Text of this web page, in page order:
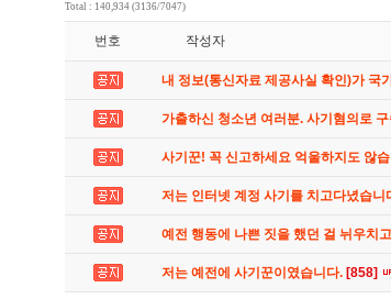
Total : 140,934 (3136/7047)
번호 작성자
내 정보(통신자료 제공사실 확인)가 국
가출하신 청소년 여러분. 사기혐의로
사기꾼! 꼭 신고하세요 억울하지도 않
저는 인터넷 계정 사기를 치고다녔습
예전 행동에 나쁜 짓을 했던 걸 뉘우치
저는 예전에 사기꾼이였습니다. [858]